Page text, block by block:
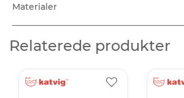
Materialer
Relaterede produkter